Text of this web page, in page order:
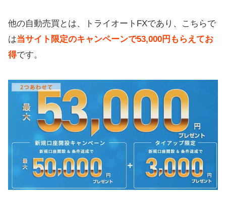
他の自動売買とは、トライオートFXであり、こちらで
は当サイト限定のキャンペーンで53,000円もらえてお
得です。